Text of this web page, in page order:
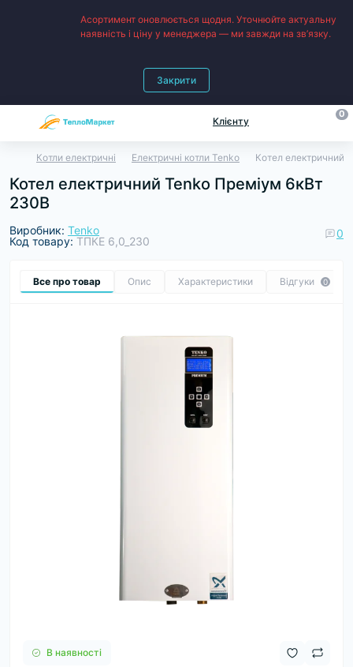
Асортимент оновлюється щодня. Уточнюйте актуальну
наявність і ціну у менеджера — ми завжди на зв’язку.
Закрити
Клієнту
0
Котли електричні Електричні котли Tenko Котел електричний
Котел електричний Tenko Преміум 6кВт
230В
Виробник: Tenko
Код товару: TПКЕ 6,0_230
0
Все про товар Опис Характеристики Відгуки 0
В наявності